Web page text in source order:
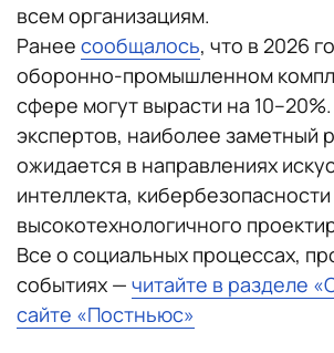
всем организациям.
Ранее сообщалось, что в 2026
оборонно-промышленном
сфере могут вырасти на
экспертов, наиболее заметный
ожидается в направлениях
интеллекта, кибербезопасности
высокотехнологичного
Все о социальных процессах,
событиях — читайте в разделе
сайте «Постньюс»